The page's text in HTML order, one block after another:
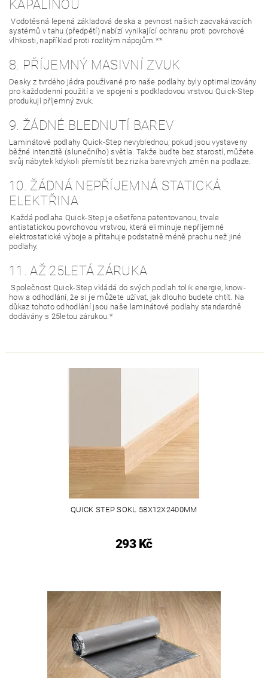
KAPALINOU
Vodotěsná lepená základová deska a pevnost našich zacvakávacích
systémů v tahu (předpětí) nabízí vynikající ochranu proti povrchové
vlhkosti, například proti rozlitým nápojům.**
8. PŘÍJEMNÝ MASIVNÍ ZVUK
Desky z tvrdého jádra používané pro naše podlahy byly optimalizovány
pro každodenní použití a ve spojení s podkladovou vrstvou Quick-Step
produkují příjemný zvuk.
9. ŽÁDNÉ BLEDNUTÍ BAREV
Laminátové podlahy Quick-Step nevyblednou, pokud jsou vystaveny
běžné intenzitě (slunečního) světla. Takže buďte bez starostí, můžete
svůj nábytek kdykoli přemístit bez rizika barevných změn na podlaze.
10. ŽÁDNÁ NEPŘÍJEMNÁ STATICKÁ
ELEKTŘINA
Každá podlaha Quick-Step je ošetřena patentovanou, trvale
antistatickou povrchovou vrstvou, která eliminuje nepříjemné
elektrostatické výboje a přitahuje podstatně méně prachu než jiné
podlahy.
11. AŽ 25LETÁ ZÁRUKA
Společnost Quick-Step vkládá do svých podlah tolik energie, know-
how a odhodlání, že si je můžete užívat, jak dlouho budete chtít. Na
důkaz tohoto odhodlání jsou naše laminátové podlahy standardně
dodávány s 25letou zárukou.*
QUICK STEP SOKL 58X12X2400MM
293 Kč